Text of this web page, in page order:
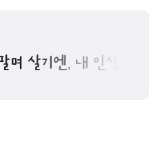
며 살기엔, 내 인생은 너